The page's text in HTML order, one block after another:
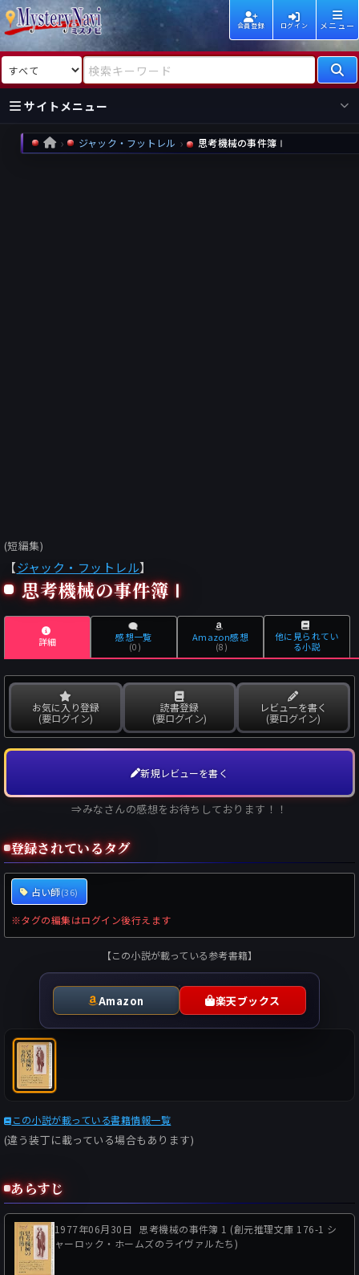
会員登録 ログイン メニュー
検索対象 検索キーワード
サイトメニュー
国内
海外
新着
HOME ジャック・フットレル 思考機械の事件簿Ⅰ
(短編集)
【ジャック・フットレル】
思考機械の事件簿Ⅰ
詳細 感想一覧
(0)
Amazon感想
(8)
他に見られてい
る小説
お気に入り登録
(要ログイン)
読書登録
(要ログイン)
レビューを書く
(要ログイン)
新規レビューを書く
⇒みなさんの感想をお待ちしております！！
登録されているタグ
占い師(36)
※タグの編集はログイン後行えます
【この小説が載っている参考書籍】
Amazon 楽天ブックス
この小説が載っている書籍情報一覧
(違う装丁に載っている場合もあります)
あらすじ
1977年06月30日 思考機械の事件簿 1 (創元推理文庫 176-1 シ
ャーロック・ホームズのライヴァルたち)